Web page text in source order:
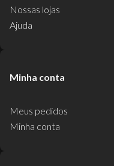
Nossas lojas
Ajuda
Minha conta
Meus pedidos
Minha conta